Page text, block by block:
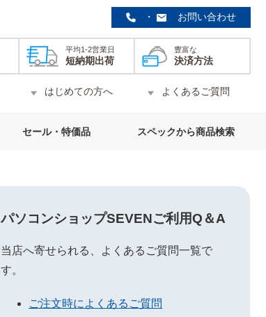
・ お問い合わせ
平均1-2営業日
短納期出荷
豊富な
決済方法
はじめての方へ よくあるご質問
セール・特価品 スペックから商品検索
パソコンショップSEVENご利用Q＆A
当店へ寄せられる、よくあるご質問一覧で
す。
ご注文時によくあるご質問